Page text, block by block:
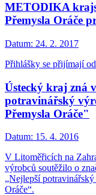
METODIKA
Přemysla Oráče
Datum: 24. 2. 2017
Přihlášky se přijímají
Ústecký kraj zná
potravinářský
Přemysla Oráče"
Datum: 15. 4. 2016
V Litoměřicích na
výrobců soutěžilo o
„Nejlepší
Oráče“.